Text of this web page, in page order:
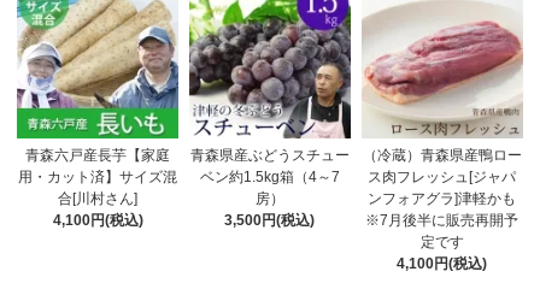
青森六戸産長芋【家庭
用・カット済】サイズ混
合[川村さん]
4,100円(税込)
青森県産ぶどうスチュー
ベン約1.5kg箱（4～7
房）
3,500円(税込)
（冷蔵）青森県産鴨ロー
ス肉フレッシュ[ジャパ
ンフォアグラ]津軽かも
※7月後半に販売再開予
定です
4,100円(税込)